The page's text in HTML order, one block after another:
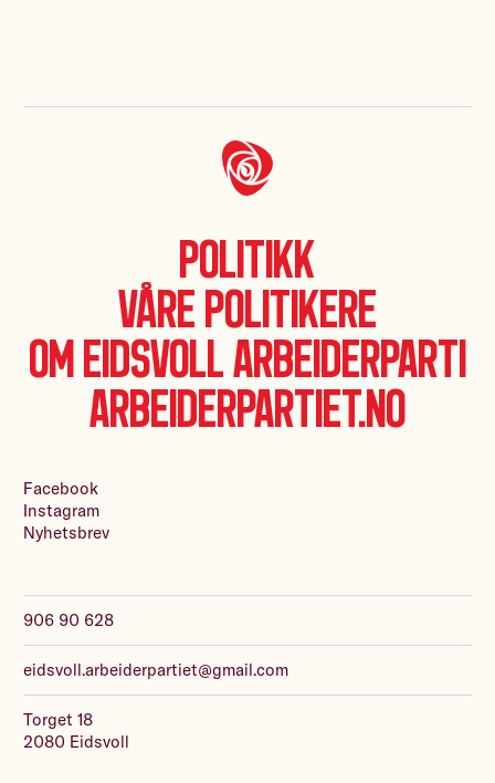
Politikk
Våre politikere
Om Eidsvoll Arbeiderparti
Arbeiderpartiet.no
906 90 628
eidsvoll.arbeiderpartiet@gmail.com
Torget 18
2080 Eidsvoll
Facebook
Instagram
Nyhetsbrev